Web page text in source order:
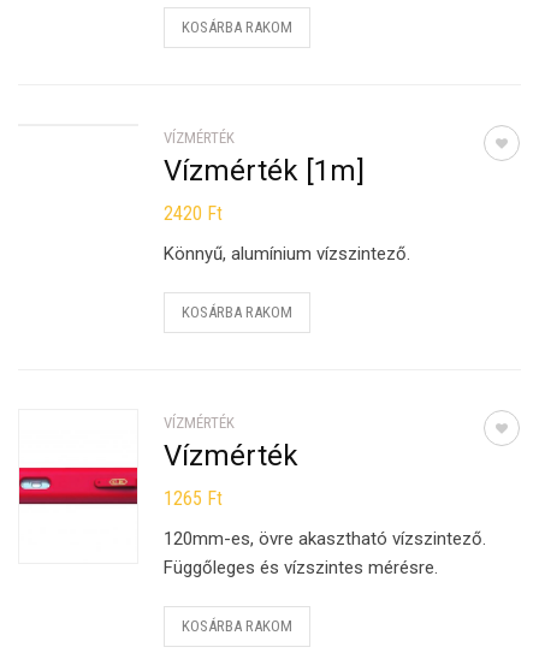
KOSÁRBA RAKOM
VÍZMÉRTÉK
Vízmérték [1m]
2420 Ft
Könnyű, alumínium vízszintező.
KOSÁRBA RAKOM
VÍZMÉRTÉK
Vízmérték
1265 Ft
120mm-es, övre akasztható vízszintező.
Függőleges és vízszintes mérésre.
KOSÁRBA RAKOM